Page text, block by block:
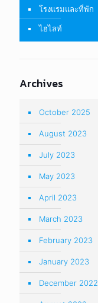
โรงแรมและที่พัก
ไฮไลท์
Archives
October 2025
August 2023
July 2023
May 2023
April 2023
March 2023
February 2023
January 2023
December 2022